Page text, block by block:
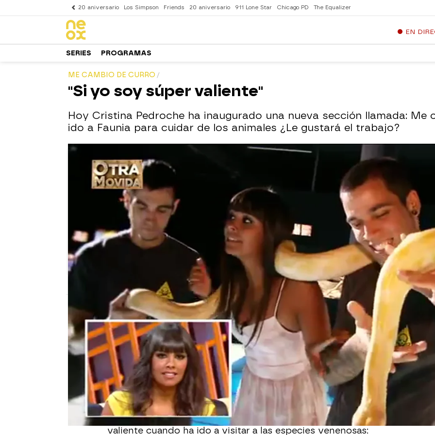
20 aniversario Los Simpson Friends 20 aniversario 911 Lone Star Chicago PD The Equalizer
EN
SERIES PROGRAMAS
ME CAMBIO DE CURRO
"Si yo soy súper valiente"
Hoy Cristina Pedroche ha inaugurado una nueva sección llamada: Me
ido a Faunia para cuidar de los animales ¿Le gustará el trabajo?
neox
Madrid
Publicado:12 de agosto de 2011, 17:28
WhatsappFacebook
Cristina Pedroche se ha aventurado a buscar otro trabajo
como cuidadora de animales en Faunia. Se ha rodeado de
cerdos vietnamitas que le recordaban a la Pantoja, ha estado
con osos marinos sudafricanos que la empaparán de arriba
abajo y ha visto a pingüinos y lemures.
Pero Cristina se ha tirado el pisto diciendo que es muy
valiente cuando ha ido a visitar a las especies venenosas: